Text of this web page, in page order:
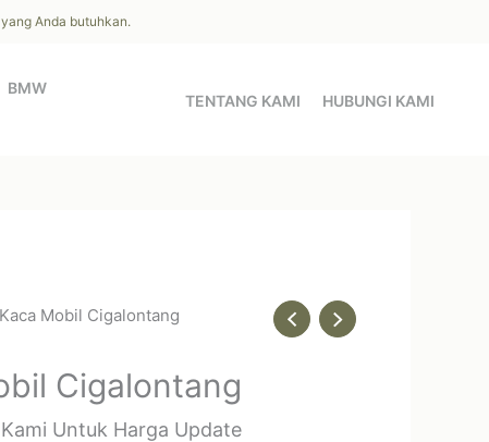
Anda butuhkan.
BMW
TENTANG KAMI HUBUNGI KAMI
Mobil Cigalontang
Cigalontang
Untuk Harga Update